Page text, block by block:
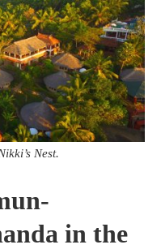
Nest.
in the